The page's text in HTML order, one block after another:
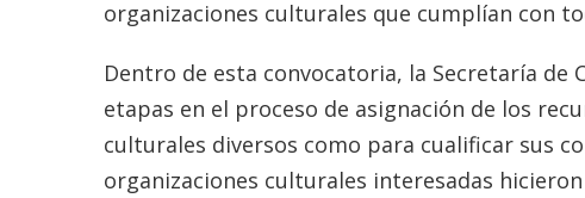
organizaciones culturales que cumplían con
Dentro de esta convocatoria, la Secretaría de
etapas en el proceso de asignación de los
culturales diversos como para cualificar sus
organizaciones culturales interesadas